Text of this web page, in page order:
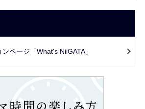
ページ「What's NiiGATA」